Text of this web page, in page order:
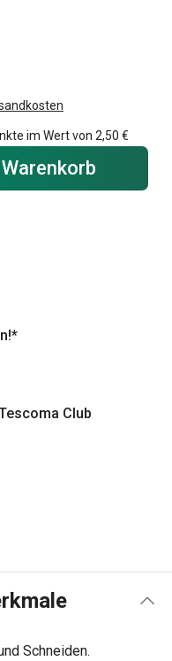
im Wert von 2,50 €
Warenkorb
Club
Schneiden.